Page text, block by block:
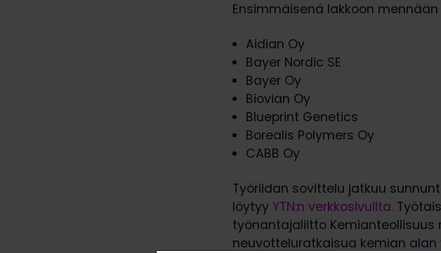
Ensimmäisenä lakkoon
Aidian Oy
Bayer Nordic SE
Bayer Oy
Biovian Oy
Blueprint Genetics
Borealis Polymers Oy
CABB Oy
Työriidan sovittelu jatkuu
löytyyYTN:n verkkosivuilta.
työnantajaliitto
neuvotteluratkaisua kemian